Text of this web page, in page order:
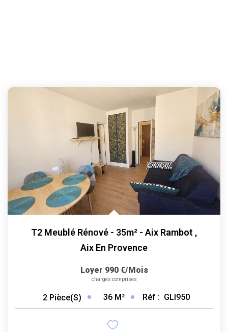
T2 Meublé Rénové - 35m² - Aix Rambot ,
Aix En Provence
Loyer 990 €/mois
charges comprises
2 Pièce(s) 36 M² Réf : GLI950